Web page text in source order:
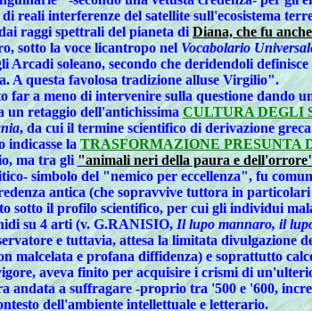
reali interferenze del satellite sull'ecosistema
raggi spettrali del pianeta diDiana, che fu
sotto la voce licantropo nel Vocabolario
soleano, secondo che deridendoli
A questa favolosa tradizione alluse Virgilio".
far a meno di intervenire sulla questione dando
un retaggio dell'antichissimaCULTURA DEGLI
, da cui il termine scientifico di derivazione greca
indicasse laTRASFORMAZIONE PRESUNTA
ma tra gli"animali neri della paura e
simbolo del "nemico per eccellenza", fu
antica (che sopravvive tuttora in
sotto il profilo scientifico, per cui gli individui
su 4 arti (v. G.RANISIO, Il lupo mannaro, il
e tuttavia, attesa la limitata divulgazione
malcelata e profana diffidenza) e soprattutto
aveva finito per acquisire i crismi di
andata a suffragare -proprio tra '500 e '600,
dell'ambiente intellettuale e letterario.